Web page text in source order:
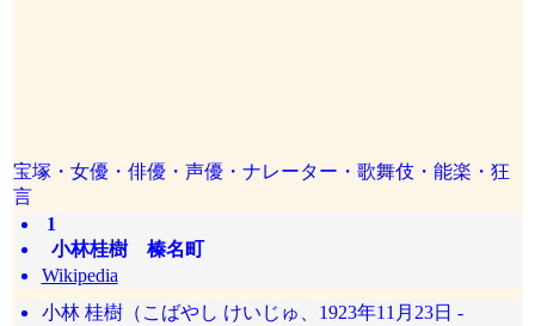
宝塚・女優・俳優・声優・ナレーター・歌舞伎・能楽・狂
言
1
小林桂樹 榛名町
Wikipedia
小林 桂樹（こばやし けいじゅ、1923年11月23日 -